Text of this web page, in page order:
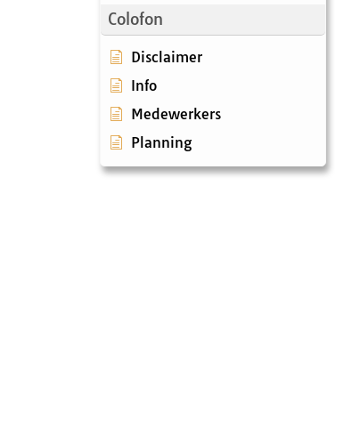
Colofon
Disclaimer
Info
Medewerkers
Planning